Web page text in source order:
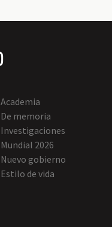
Academia
De memoria
Investigaciones
Mundial 2026
Nuevo gobierno
Estilo de vida